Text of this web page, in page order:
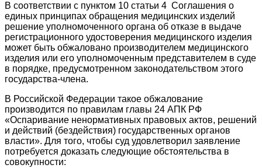
В соответствии с пунктом 10 статьи 4 Соглашения о
единых принципах обращения медицинских изделий
решение уполномоченного органа об отказе в выдаче
регистрационного удостоверения медицинского изделия
может быть обжаловано производителем медицинского
изделия или его уполномоченным представителем в суде
в порядке, предусмотренном законодательством этого
государства-члена.
В Российской Федерации такое обжалование
производится по правилам главы 24 АПК РФ
«Оспаривание ненормативных правовых актов, решений
и действий (бездействия) государственных органов
власти». Для того, чтобы суд удовлетворил заявление
потребуется доказать следующие обстоятельства в
совокупности: